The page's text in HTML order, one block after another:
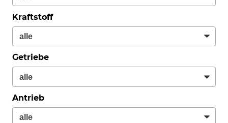
Kraftstoff
Getriebe
Antrieb